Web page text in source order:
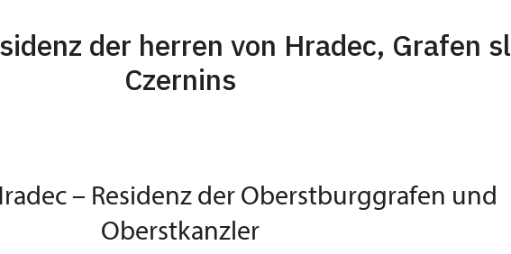
der herren von Hradec, Grafen
Czernins
– Residenz der Oberstburggrafen und
Oberstkanzler